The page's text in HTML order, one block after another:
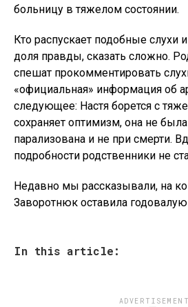
больницу в тяжелом состоянии.
Кто распускает подобные слухи
доля правды, сказать сложно.
спешат прокомментировать
«официальная» информация об
следующее: Настя борется с
сохраняет оптимизм, она не
парализована и не при смерти.
подробности родственники не
Недавно мы рассказывали, на
Заворотнюк оставила
In this article:
ADVERTISEMENT